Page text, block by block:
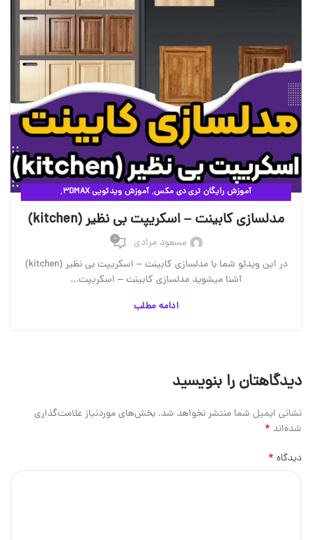
آموزش رایگان تری دی مکس, آموزش ویدئویی 3DMAX ,
مقالات آموزشی وی ری
مدلسازی کابینت – اسکریپت بی نظیر (kitchen)
مسعود مرادی 0
در این ویدئو شما با مدلسازی کابینت – اسکریپت بی نظیر (kitchen)
آشنا میشوید مدلسازی کابینت – اسکریپت...
ادامه مطلب
دیدگاهتان را بنویسید
نشانی ایمیل شما منتشر نخواهد شد. بخش‌های موردنیاز علامت‌گذاری
شده‌اند *
دیدگاه *